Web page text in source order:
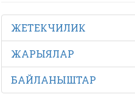
ЖЕТЕКЧИЛИК
ЖАРЫЯЛАР
БАЙЛАНЫШТАР